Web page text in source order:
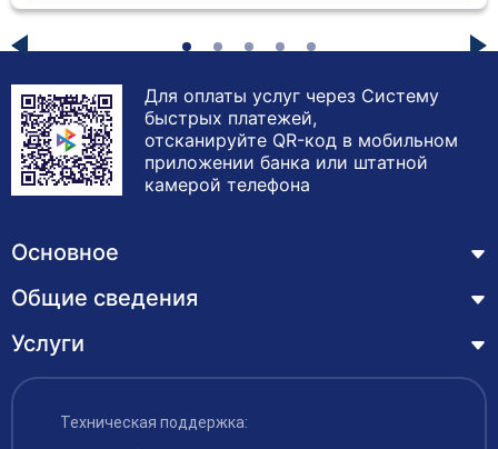
Для оплаты услуг через Систему
быстрых платежей,
отсканируйте QR-код в мобильном
приложении банка или штатной
камерой телефона
Основное
Курсы
Лицензия
Обучающимся
Общие сведения
Основные сведения
Структура и органы управления образовательной
организацией
Услуги
Профессиональная переподготовка
Курсы повышения квалификации – дистанционное
Техническая поддержка: